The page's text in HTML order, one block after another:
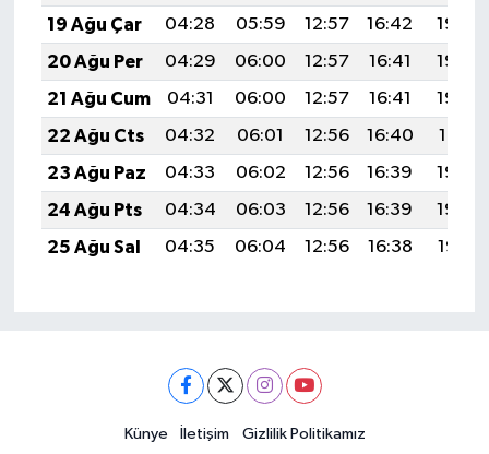
19 Ağu Çar
04:28 05:59 12:57 16:42
19:45
20 Ağu Per
04:29 06:00 12:57 16:41
19:44
21 Ağu Cum
04:31 06:00 12:57 16:41
19:43
22 Ağu Cts
04:32 06:01 12:56 16:40
19:41
23 Ağu Paz
04:33 06:02 12:56 16:39
19:40
24 Ağu Pts
04:34 06:03 12:56 16:39
19:39
25 Ağu Sal
04:35 06:04 12:56 16:38 19:37
Künye İletişim Gizlilik Politikamız